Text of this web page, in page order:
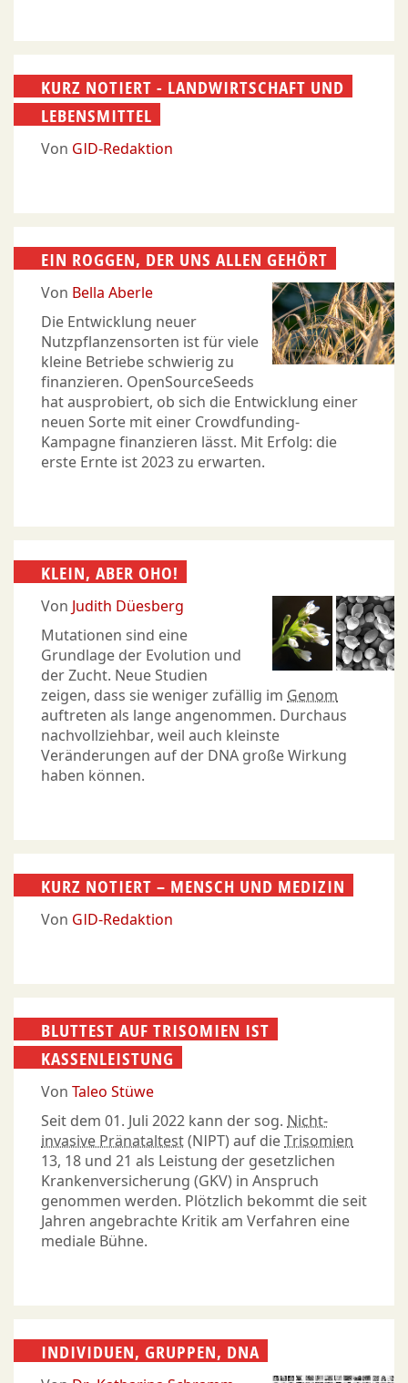
KURZ NOTIERT - LANDWIRTSCHAFT UND
LEBENSMITTEL
Von GID-Redaktion
EIN ROGGEN, DER UNS ALLEN GEHÖRT
Von Bella Aberle
Die Entwicklung neuer
Nutzpflanzensorten ist für viele
kleine Betriebe schwierig zu
finanzieren. OpenSourceSeeds
hat ausprobiert, ob sich die Entwicklung einer
neuen Sorte mit einer Crowdfunding-
Kampagne finanzieren lässt. Mit Erfolg: die
erste Ernte ist 2023 zu erwarten.
KLEIN, ABER OHO!
Von Judith Düesberg
Mutationen sind eine
Grundlage der Evolution und
der Zucht. Neue Studien
zeigen, dass sie weniger zufällig im Genom
auftreten als lange angenommen. Durchaus
nachvollziehbar, weil auch kleinste
Veränderungen auf der DNA große Wirkung
haben können.
KURZ NOTIERT – MENSCH UND MEDIZIN
Von GID-Redaktion
BLUTTEST AUF TRISOMIEN IST
KASSENLEISTUNG
Von Taleo Stüwe
Seit dem 01. Juli 2022 kann der sog. Nicht-
invasive Pränataltest(NIPT) auf dieTrisomien
13, 18 und 21 als Leistung der gesetzlichen
Krankenversicherung (GKV) in Anspruch
genommen werden. Plötzlich bekommt die seit
Jahren angebrachte Kritik am Verfahren eine
mediale Bühne.
INDIVIDUEN, GRUPPEN, DNA